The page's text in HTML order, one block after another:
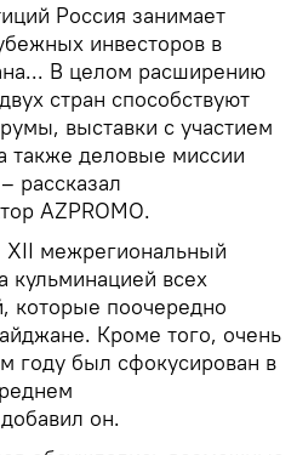
Россия занимает
инвесторов в
В целом расширению
стран способствуют
выставки с участием
также деловые миссии
рассказал
AZPROMO.
XII межрегиональный
кульминацией всех
которые поочередно
Кроме того, очень
году был сфокусирован в
он.